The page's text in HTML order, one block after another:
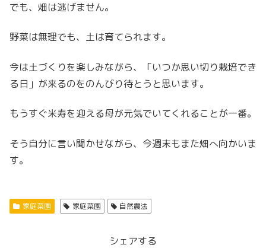
でも、畑は逃げません。
野菜は無理でも、土は育てられます。
今は土づくりを楽しみながら、「いつか思い切り栽培でき
る日」が来るのをのんびり待とうと思います。
もうすぐ米寿を迎える母が元気でいてくれることが一番。
そう自分に言い聞かせながら、今週末もまた畑へ向かいま
す。
家庭菜園 家庭菜園 自然農法
シェアする